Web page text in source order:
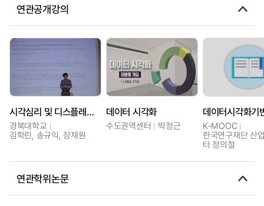
연관공개강의
시각심리 및 디스플레이 공학
경북대학교
김학린, 송규익, 장재원
데이터 시각화
수도권역센터 박정근
K-MOOC
한국연구재단 산
터 정의철
연관학위논문